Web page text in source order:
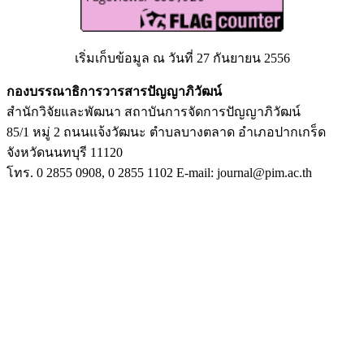
เริ่มเก็บข้อมูล ณ วันที่ 27 กันยายน 2556
กองบรรณาธิการวารสารปัญญาภิวัฒน์
สำนักวิจัยและพัฒนา สถาบันการจัดการปัญญาภิวัฒน์
85/1 หมู่ 2 ถนนแจ้งวัฒนะ ตำบลบางตลาด อำเภอปากเกร็ด
จังหวัดนนทบุรี 11120
โทร. 0 2855 0908, 0 2855 1102 E-mail: journal@pim.ac.th